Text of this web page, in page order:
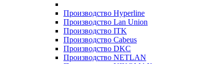
Производство Hyperline
Производство Lan Union
Производство ITK
Производство Cabeus
Производство DKC
Производство NETLAN